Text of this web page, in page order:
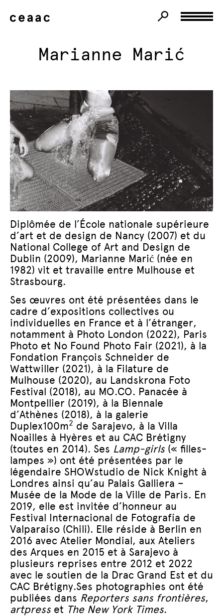
Marianne Marić
Diplômée de l’École nationale supérieure
d’art et de design de Nancy (2007) et du
National College of Art and Design de
Dublin (2009), Marianne Marić (née en
1982) vit et travaille entre Mulhouse et
Strasbourg.
Ses œuvres ont été présentées dans le
cadre d’expositions collectives ou
individuelles en France et à l’étranger,
notamment à Photo London (2022), Paris
Photo et No Found Photo Fair (2021), à la
Fondation François Schneider de
Wattwiller (2021), à la Filature de
Mulhouse (2020), au Landskrona Foto
Festival (2018), au MO.CO. Panacée à
Montpellier (2019), à la Biennale
d’Athènes (2018), à la galerie
Duplex100m2 de Sarajevo, à la Villa
Noailles à Hyères et au CAC Brétigny
(toutes en 2014). Ses Lamp-girls(« filles-
lampes ») ont été présentées par le
légendaire SHOWstudio de Nick Knight à
Londres ainsi qu’au Palais Galliera –
Musée de la Mode de la Ville de Paris. En
2019, elle est invitée d’honneur au
Festival Internacional de Fotografía de
Valparaíso (Chili). Elle réside à Berlin en
2016 avec Atelier Mondial, aux Ateliers
des Arques en 2015 et à Sarajevo à
plusieurs reprises entre 2012 et 2022
avec le soutien de la Drac Grand Est et du
CAC Brétigny.Ses photographies ont été
publiées dans Reporters sans frontières,
artpresset The New York Times.